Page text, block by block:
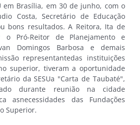
em Brasília, em 30 de junho, com o
Costa, Secretário de Educação
bons resultados. A Reitora, Ita de
o Pró-Reitor de Planejamento e
Domingos Barbosa e demais
representantedas instituições
superior, tiveram a oportunidade
da SESUa "Carta de Taubaté",
durante reunião na cidade
asnecessidades das Fundações
Superior.